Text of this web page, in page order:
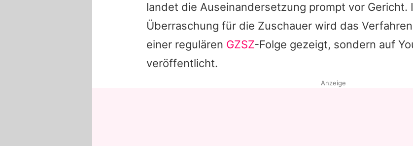
Nutzungsbedingungen
landet die Auseinandersetzung prompt vor Gericht.
Überraschung für die Zuschauer wird das
einer regulären GZSZ-Folge gezeigt, sondern auf
veröffentlicht.
Anzeige